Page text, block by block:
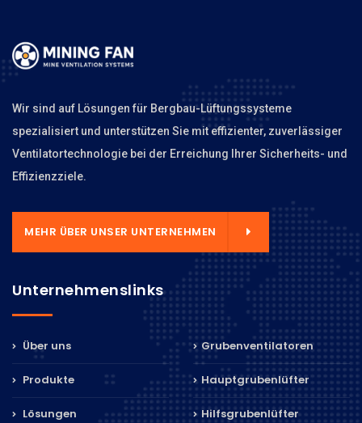
Wir sind auf Lösungen für Bergbau-Lüftungssysteme
spezialisiert und unterstützen Sie mit effizienter, zuverlässiger
Ventilatortechnologie bei der Erreichung Ihrer Sicherheits- und
Effizienzziele.
MEHR ÜBER UNSER UNTERNEHMEN
Unternehmenslinks
Über uns
Produkte
Lösungen
Grubenventilatoren
Hauptgrubenlüfter
Hilfsgrubenlüfter